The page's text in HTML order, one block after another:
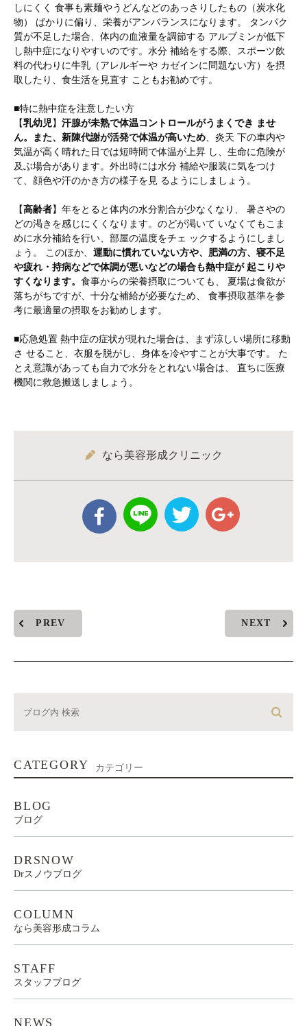
しにくく 食事も素麺やうどんなどのあっさりしたもの（炭水化
物） ばかりに偏り、栄養がアンバランスになります。 タンパク
質が不足した場合、体内の血液量を調節する アルブミンが低下
し熱中症になりやすいのです。水分 補給をする際、スポーツ飲
料の代わりに牛乳（アレルギーや カゼインに問題ない方）を摂
取したり、食生活を見直す こともお勧めです。
■特に熱中症を注意したい方
【乳幼児】 汗腺が未熟で体温コントロールがうまくでき ませ
ん。また、新陳代謝が活発で体温が高いため、炎天 下の車内や
気温が高く晴れた日では短時間で体温が上昇 し、生命に危険が
及ぶ場合があります。外出時には水分 補給や服装に気をつけ
て、顔色や汗のかき方の様子を見 るようにしましょう。
【高齢者】年をとると体内の水分割合が少なくなり、 暑さやの
どの渇きを感じにくくなります。のどが渇いて いなくてもこま
めに水分補給を行い、部屋の温度をチェ ックするようにしまし
ょう。 このほか、 運動に慣れていない方や、肥満の方、寝不足
や疲れ・持病などで体調が悪いなどの場合も熱中症が 起こりや
すくなります。 食事からの栄養摂取についても、 夏場は食欲が
落ちがちですが、十分な補給が必要なため、 食事摂取基準を参
考に最適量の摂取をお勧めします。
■応急処置 熱中症の症状が現れた場合は、まず涼しい場所に移動
さ せること、衣服を脱がし、身体を冷やすことが大事です。 た
とえ意識があっても自力で水分をとれない場合は、 直ちに医療
機関に救急搬送しましょう。
なら美容形成クリニック
PREV NEXT
CATEGORY カテゴリー
BLOG
ブログ
DRSNOW
Drスノウブログ
COLUMN
なら美容形成コラム
STAFF
スタッフブログ
NEWS